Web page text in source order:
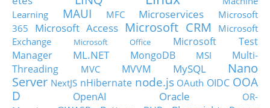
Learning
MAUI MFC Microservices
Microsoft
365
Microsoft Access Microsoft CRM
Microsoft
Exchange
Microsoft Office
Microsoft Test
Manager
ML.NET MongoDB MSI
Multi-
Threading
MVC MVVM MySQL
Nano
Server NextJS nHibernate node.js OAuth OIDC OOA
D
OpenAI Oracle
OR-